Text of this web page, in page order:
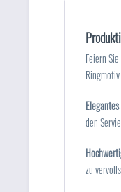
Feiern
den
zu